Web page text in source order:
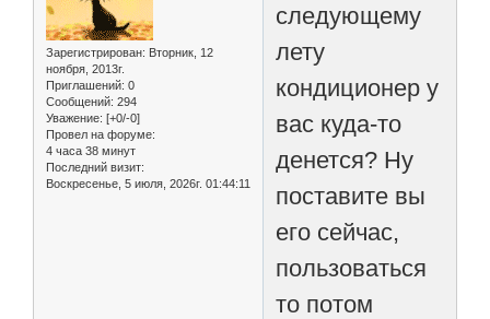
Зарегистрирован: Вторник, 12
ноября, 2013г.
Приглашений: 0
Сообщений: 294
Уважение: [+0/-0]
Провел на форуме:
4 часа 38 минут
Последний визит:
Воскресенье, 5 июля, 2026г. 01:44:11
следующему
лету
кондиционер у
вас куда-то
денется? Ну
поставите вы
его сейчас,
пользоваться
то потом